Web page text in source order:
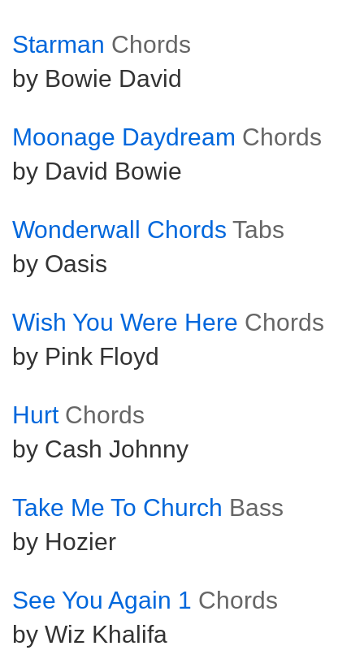
Starman Chords
by Bowie David
Moonage Daydream Chords
by David Bowie
Wonderwall Chords Tabs
by Oasis
Wish You Were Here Chords
by Pink Floyd
Hurt Chords
by Cash Johnny
Take Me To Church Bass
by Hozier
See You Again 1 Chords
by Wiz Khalifa